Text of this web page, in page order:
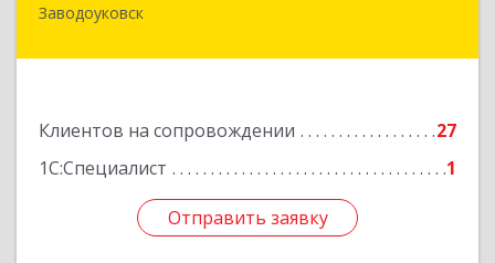
Заводоуковск
Клиентов на сопровождении
27
1С:Специалист
1
Отправить заявку
627140, Тюменская обл, Заводоуковский р-н,
Отправить заявку